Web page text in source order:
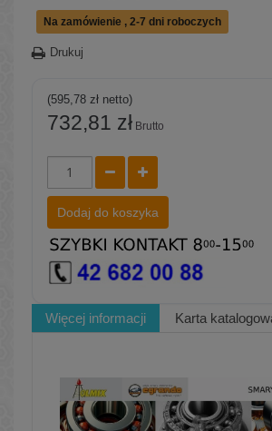
Na zamówienie , 2-7 dni roboczych
Drukuj
(595,78 zł netto)
732,81 zł Brutto
Dodaj do koszyka
Więcej informacji Karta